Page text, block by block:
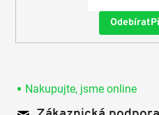
Nakupujte, jsme online